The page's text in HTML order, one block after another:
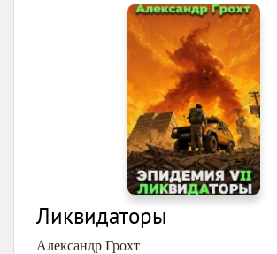
Ликвидаторы
Александр Грохт